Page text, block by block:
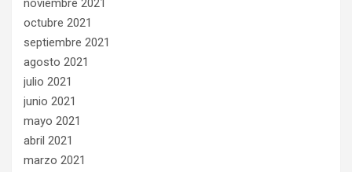
noviembre 2021
octubre 2021
septiembre 2021
agosto 2021
julio 2021
junio 2021
mayo 2021
abril 2021
marzo 2021